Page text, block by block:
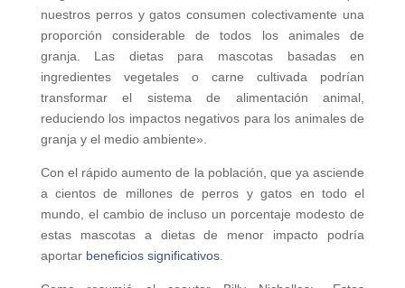
nuestros perros y gatos consumen colectivamente una
proporción considerable de todos los animales de
granja. Las dietas para mascotas basadas en
ingredientes vegetales o carne cultivada podrían
transformar el sistema de alimentación animal,
reduciendo los impactos negativos para los animales de
granja y el medio ambiente».
Con el rápido aumento de la población, que ya asciende
a cientos de millones de perros y gatos en todo el
mundo, el cambio de incluso un porcentaje modesto de
estas mascotas a dietas de menor impacto podría
aportar beneficios significativos.